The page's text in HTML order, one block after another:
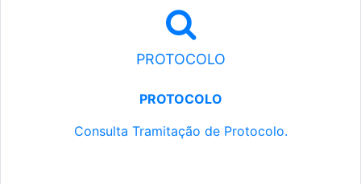
PROTOCOLO
PROTOCOLO
Consulta Tramitação de Protocolo.